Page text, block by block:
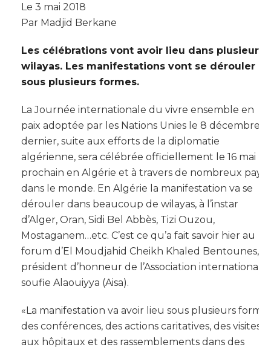
Le 3 mai 2018
Par Madjid Berkane
Les célébrations vont avoir lieu dans plusieurs
wilayas. Les manifestations vont se dérouler
sous plusieurs formes.
La Journée internationale du vivre ensemble en
paix adoptée par les Nations Unies le 8 décembre
dernier, suite aux efforts de la diplomatie
algérienne, sera célébrée officiellement le 16 mai
prochain en Algérie et à travers de nombreux pays
dans le monde. En Algérie la manifestation va se
dérouler dans beaucoup de wilayas, à l’instar
d’Alger, Oran, Sidi Bel Abbès, Tizi Ouzou,
Mostaganem…etc. C’est ce qu’a fait savoir hier au
forum d’El Moudjahid Cheikh Khaled Bentounes,
président d’honneur de l’Association internationale
soufie Alaouiyya (Aisa).
«La manifestation va avoir lieu sous plusieurs
des conférences, des actions caritatives, des visites
aux hôpitaux et des rassemblements dans des